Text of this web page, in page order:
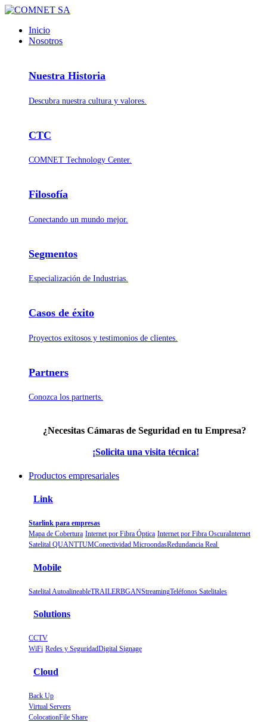
Inicio
Nosotros
Nuestra Historia
Descubra nuestra cultura y valores.
CTC
COMNET Technology Center.
Filosofía
Conectando un mundo mejor.
Segmentos
Especialización de Industrias.
Casos de éxito
Proyectos exitosos y testimonios de clientes.
Partners
Conozca los partnerts.
¿Necesitas Cámaras de Seguridaden tu Empresa?
¡Solicita una visitatécnica!
Productos empresariales
Link
Starlink para empresas
Mapa de Cobertura Internet por Fibra Óptica Internet por Fibra OscuraInternet
Satelital QUANTTUMConectividad MicroondasRedundancia Real
Mobile
Satelital AutoalineableTRAILERBGANStreamingTeléfonos Satelitales
Solutions
CCTV
WiFi Redes y SeguridadDigital Signage
Cloud
Back Up
Virtual Servers
ColocationFile Share